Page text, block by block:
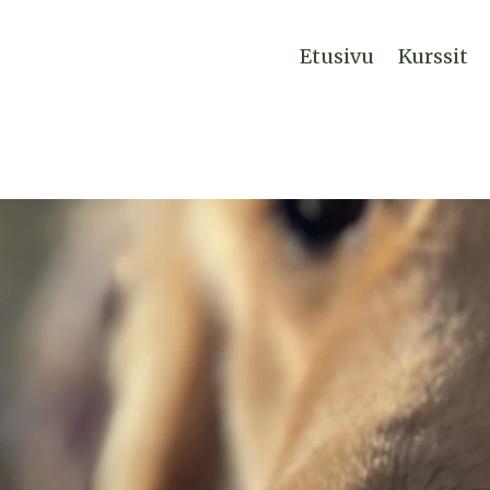
Etusivu Kurssit